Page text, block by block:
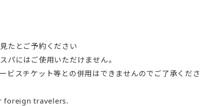
たとご予約ください
パにはご使用いただけません。
ビスチケット等との併用はできませんのでご了承くださ
foreign travelers.